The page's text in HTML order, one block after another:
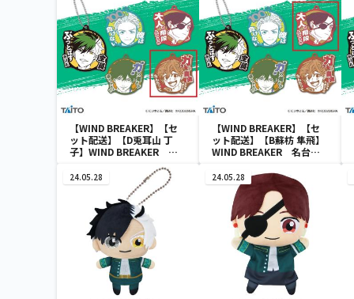
【WIND BREAKER】【セ
ット配送】【D兎耳山 丁
子】WIND BREAKER 名
台詞ラバーストラップ
【WIND BREAKER】【セ
ット配送】【B蘇枋 隼飛】
WIND BREAKER 名台詞
24.05.28 24.05.28